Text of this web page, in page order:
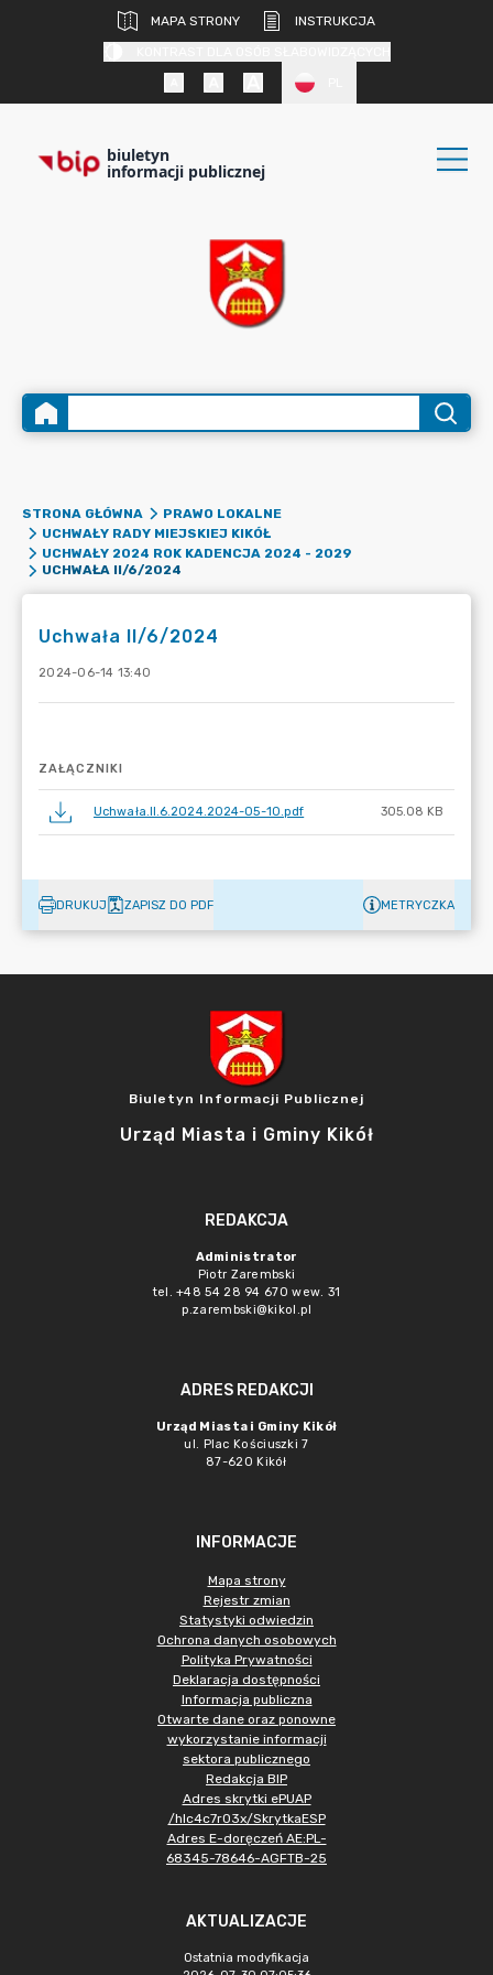
MAPA STRONY
INSTRUKCJA
biuletyn
informacji publicznej
STRONA GŁÓWNA
PRAWO LOKALNE
UCHWAŁY RADY MIEJSKIEJ KIKÓŁ
UCHWAŁY 2024 ROK KADENCJA 2024 - 2029
UCHWAŁA II/6/2024
Uchwała II/6/2024
2024-06-14 13:40
ZAŁĄCZNIKI
Uchwała.II.6.2024.2024-05-10.pdf 305.08 KB
DRUKUJ ZAPISZ DO PDF METRYCZKA
Biuletyn Informacji Publicznej
Urząd Miasta i Gminy Kikół
REDAKCJA
Administrator
Piotr Zarembski
tel. +48 54 28 94 670 wew. 31
p.zarembski@kikol.pl
ADRES REDAKCJI
Urząd Miasta i Gminy Kikół
ul. Plac Kościuszki 7
87-620 Kikół
INFORMACJE
Mapa strony
Rejestr zmian
Statystyki odwiedzin
Ochrona danych osobowych
Polityka Prywatności
Deklaracja dostępności
Informacja publiczna
Otwarte dane oraz ponowne
wykorzystanie informacji
sektora publicznego
Redakcja BIP
Adres skrytki ePUAP
/hlc4c7r03x/SkrytkaESP
Adres E-doręczeń AE:PL-
68345-78646-AGFTB-25
AKTUALIZACJE
Ostatnia modyfikacja